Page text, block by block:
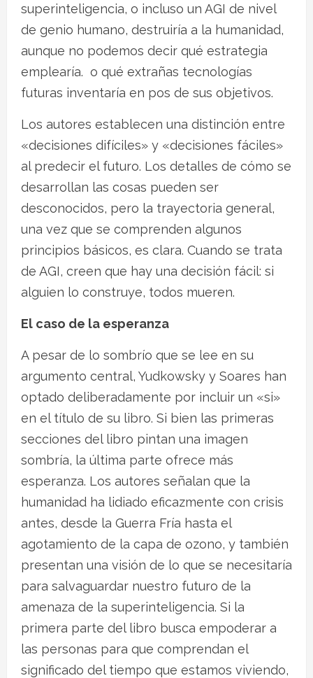
superinteligencia, o incluso un AGI de nivel
de genio humano, destruiría a la humanidad,
aunque no podemos decir qué estrategia
emplearía. o qué extrañas tecnologías
futuras inventaría en pos de sus objetivos.
Los autores establecen una distinción entre
«decisiones difíciles» y «decisiones fáciles»
al predecir el futuro. Los detalles de cómo se
desarrollan las cosas pueden ser
desconocidos, pero la trayectoria general,
una vez que se comprenden algunos
principios básicos, es clara. Cuando se trata
de AGI, creen que hay una decisión fácil: si
alguien lo construye, todos mueren.
El caso de la esperanza
A pesar de lo sombrío que se lee en su
argumento central, Yudkowsky y Soares han
optado deliberadamente por incluir un «si»
en el título de su libro. Si bien las primeras
secciones del libro pintan una imagen
sombría, la última parte ofrece más
esperanza. Los autores señalan que la
humanidad ha lidiado eficazmente con crisis
antes, desde la Guerra Fría hasta el
agotamiento de la capa de ozono, y también
presentan una visión de lo que se necesitaría
para salvaguardar nuestro futuro de la
amenaza de la superinteligencia. Si la
primera parte del libro busca empoderar a
las personas para que comprendan el
significado del tiempo que estamos viviendo,